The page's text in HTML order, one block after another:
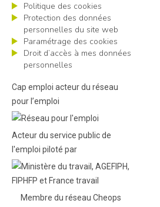
Politique des cookies
Protection des données
personnelles du site web
Paramétrage des cookies
Droit d’accès à mes données
personnelles
Cap emploi acteur du réseau
pour l’emploi
Acteur du service public de
l'emploi piloté par
Membre du réseau Cheops